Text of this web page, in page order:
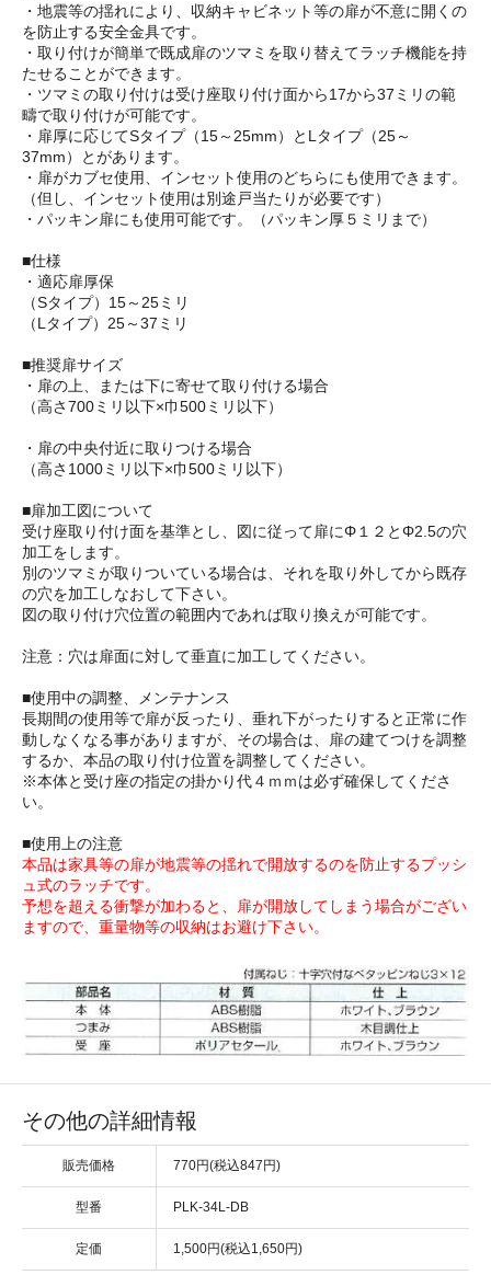
・地震等の揺れにより、収納キャビネット等の扉が不意に開くの
を防止する安全金具です。
・取り付けが簡単で既成扉のツマミを取り替えてラッチ機能を持
たせることができます。
・ツマミの取り付けは受け座取り付け面から17から37ミリの範
疇で取り付けが可能です。
・扉厚に応じてSタイプ（15～25mm）とLタイプ（25～
37mm）とがあります。
・扉がカブセ使用、インセット使用のどちらにも使用できます。
（但し、インセット使用は別途戸当たりが必要です）
・パッキン扉にも使用可能です。（パッキン厚５ミリまで）
■仕様
・適応扉厚保
（Sタイプ）15～25ミリ
（Lタイプ）25～37ミリ
■推奨扉サイズ
・扉の上、または下に寄せて取り付ける場合
（高さ700ミリ以下×巾500ミリ以下）
・扉の中央付近に取りつける場合
（高さ1000ミリ以下×巾500ミリ以下）
■扉加工図について
受け座取り付け面を基準とし、図に従って扉にΦ１２とΦ2.5の穴
加工をします。
別のツマミが取りついている場合は、それを取り外してから既存
の穴を加工しなおして下さい。
図の取り付け穴位置の範囲内であれば取り換えが可能です。
注意：穴は扉面に対して垂直に加工してください。
■使用中の調整、メンテナンス
長期間の使用等で扉が反ったり、垂れ下がったりすると正常に作
動しなくなる事がありますが、その場合は、扉の建てつけを調整
するか、本品の取り付け位置を調整してください。
※本体と受け座の指定の掛かり代４ｍｍは必ず確保してくださ
い。
■使用上の注意
本品は家具等の扉が地震等の揺れで開放するのを防止するプッシ
ュ式のラッチです。
予想を超える衝撃が加わると、扉が開放してしまう場合がござい
ますので、重量物等の収納はお避け下さい。
その他の詳細情報
販売価格 770円(税込847円)
型番 PLK-34L-DB
定価 1,500円(税込1,650円)